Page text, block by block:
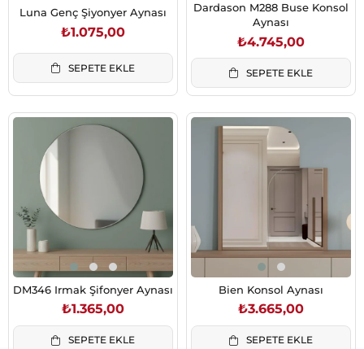
Luna Genç Şiyonyer Aynası
₺1.075,00
SEPETE EKLE
Dardason M288 Buse Konsol
Aynası
₺4.745,00
SEPETE EKLE
DM346 Irmak Şifonyer Aynası
₺1.365,00
SEPETE EKLE
Bien Konsol Aynası
₺3.665,00
SEPETE EKLE